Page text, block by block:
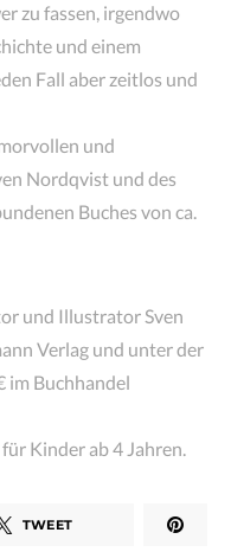
zu fassen, irgendwo
und einem
Fall aber zeitlos und
und
Nordqvist und des
Buches von ca.
und Illustrator Sven
Verlag und unter der
im Buchhandel
Kinder ab 4 Jahren.
TWEET